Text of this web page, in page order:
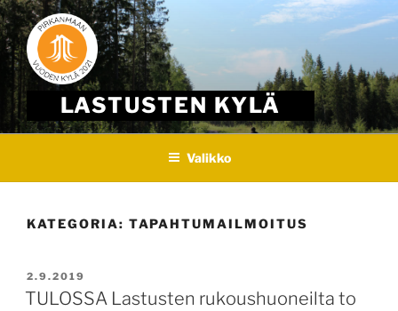
Skip
to
content
LASTUSTEN KYLÄ
Valikko
KATEGORIA: TAPAHTUMAILMOITUS
JULKAISTU
2.9.2019
TULOSSA Lastusten rukoushuoneilta to